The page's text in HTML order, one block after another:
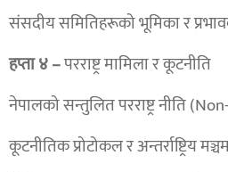
संसदीय समितिहरूको भूमिका र
हप्ता ४ –परराष्ट्र मामिला र कूटनीति
नेपालको सन्तुलित परराष्ट्र नीति
कूटनीतिक प्रोटोकल र अन्तर्राष्ट्रिय